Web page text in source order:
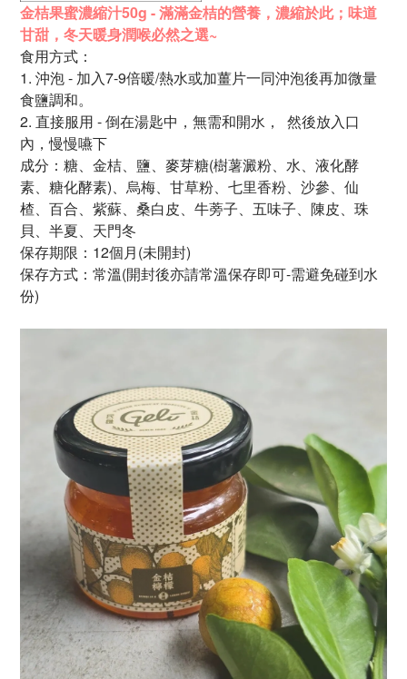
金桔果蜜濃縮汁50g - 滿滿金桔的營養， 濃縮於此；味道
甘甜， 冬天暖身潤喉必然之選~
食用方式：
1. 沖泡 - 加入7-9倍暖/熱水或加薑片一同沖泡後再加微量
食鹽調和。
2. 直接服用 - 倒在湯匙中，無需和開水，
然後放入口
內，慢慢嚥下
成分：糖、金桔、鹽、麥芽糖(樹薯澱粉、水、液化酵
素、 糖化酵素)、烏梅、甘草粉、 七里香粉、沙參、仙
楂、 百合、紫蘇、桑白皮、 牛蒡子、五味子、陳皮、 珠
貝、半夏、天門冬
保存期限：12個月(未開封)
保存方式：常溫(開封後亦請常溫保存即可-需避免碰到水
份)